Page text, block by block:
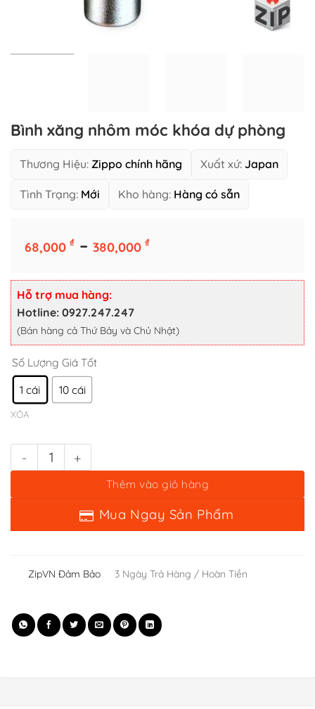
Bình xăng nhôm móc khóa dự phòng
Thương Hiệu: Zippo chính hãng Xuất xứ: Japan
Tình Trạng: Mới Kho hàng: Hàng có sẵn
68,000 ₫ – 380,000 ₫Khoảng
từ
380,000 ₫
Hỗ trợ mua hàng:
Hotline: 0927.247.247
(Bán hàng cả Thứ Bảy và Chủ Nhật)
Số Lượng Giá Tốt
XÓA
Bình xăng nhôm móc khóa dự phòng số lượng
Thêm vào giỏ hàng
Mua Ngay Sản Phẩm
ZipVN Đảm Bảo 3 Ngày Trả Hàng / Hoàn Tiền